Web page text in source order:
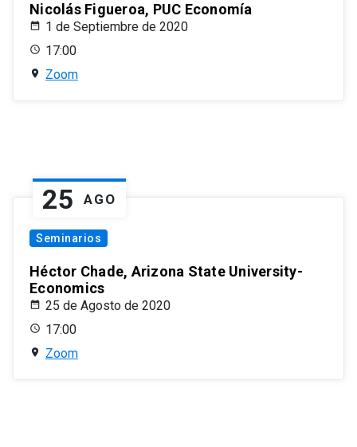
Nicolás Figueroa, PUC Economía
1 de Septiembre de 2020
17:00
Zoom
25 AGO
Seminarios
Héctor Chade, Arizona State University-
Economics
25 de Agosto de 2020
17:00
Zoom